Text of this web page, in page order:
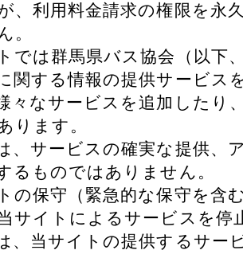
、利用料金請求の権限を永
。
では群馬県バス協会（以下
関する情報の提供サービス
々なサービスを追加したり
ります。
、サービスの確実な提供、
るものではありません。
の保守（緊急的な保守を含
サイトによるサービスを停
、当サイトの提供するサー